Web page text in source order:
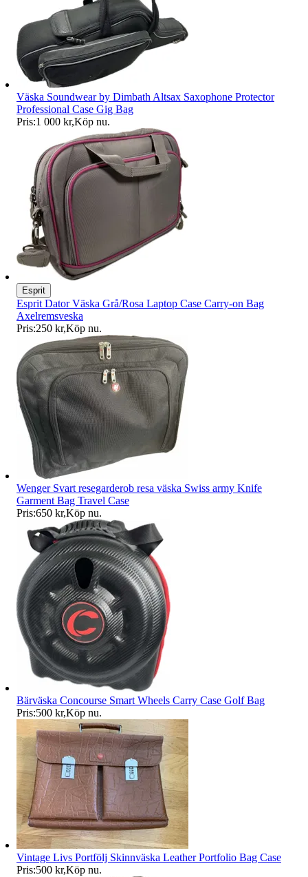
Väska Soundwear by Dimbath Altsax Saxophone Protector
Professional Case Gig Bag
Pris:1 000 kr,Köp nu.
Esprit
Esprit Dator Väska Grå/Rosa Laptop Case Carry-on Bag
Axelremsveska
Pris:250 kr,Köp nu.
Wenger Svart resegarderob resa väska Swiss army Knife
Garment Bag Travel Case
Pris:650 kr,Köp nu.
Bärväska Concourse Smart Wheels Carry Case Golf Bag
Pris:500 kr,Köp nu.
Vintage Livs Portfölj Skinnväska Leather Portfolio Bag Case
Pris:500 kr,Köp nu.